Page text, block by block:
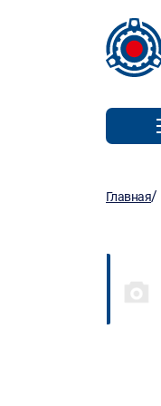
Главная/